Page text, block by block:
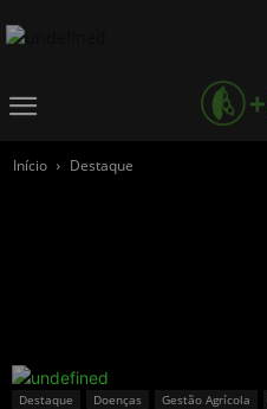
Início Destaque
Destaque Doenças Gestão Agrícola